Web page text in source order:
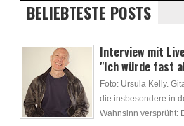
BELIEBTESTE POSTS
Interview mit
"Ich würde fast
Foto: Ursula Kelly.
die insbesondere in
Wahnsinn versprüht: